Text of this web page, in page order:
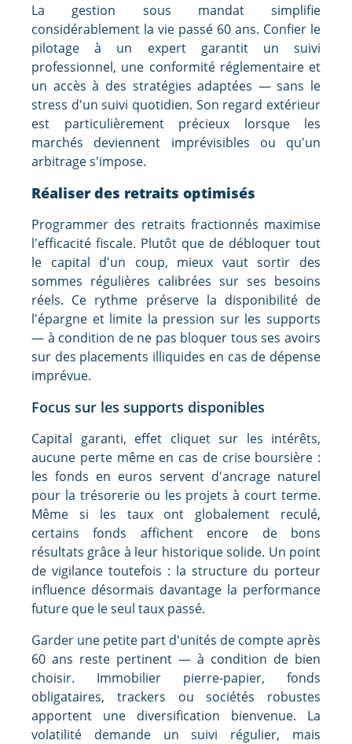
La gestion sous mandat simplifie
considérablement la vie passé 60 ans. Confier le
pilotage à un expert garantit un suivi
professionnel, une conformité réglementaire et
un accès à des stratégies adaptées — sans le
stress d'un suivi quotidien. Son regard extérieur
est particulièrement précieux lorsque les
marchés deviennent imprévisibles ou qu'un
arbitrage s'impose.
Réaliser des retraits optimisés
Programmer des retraits fractionnés maximise
l'efficacité fiscale. Plutôt que de débloquer tout
le capital d'un coup, mieux vaut sortir des
sommes régulières calibrées sur ses besoins
réels. Ce rythme préserve la disponibilité de
l'épargne et limite la pression sur les supports
— à condition de ne pas bloquer tous ses avoirs
sur des placements illiquides en cas de dépense
imprévue.
Focus sur les supports disponibles
Capital garanti, effet cliquet sur les intérêts,
aucune perte même en cas de crise boursière :
les fonds en euros servent d'ancrage naturel
pour la trésorerie ou les projets à court terme.
Même si les taux ont globalement reculé,
certains fonds affichent encore de bons
résultats grâce à leur historique solide. Un point
de vigilance toutefois : la structure du porteur
influence désormais davantage la performance
future que le seul taux passé.
Garder une petite part d'unités de compte après
60 ans reste pertinent — à condition de bien
choisir. Immobilier pierre-papier, fonds
obligataires, trackers ou sociétés robustes
apportent une diversification bienvenue. La
volatilité demande un suivi régulier, mais